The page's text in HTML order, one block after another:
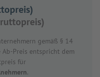
gemäß § 14
Ab-Preis entspricht dem
für
.